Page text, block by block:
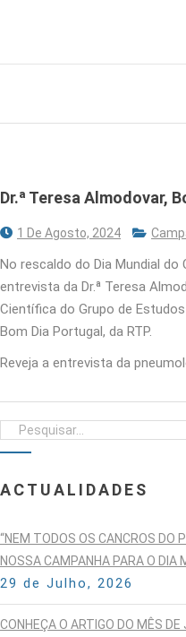
Dr.ª Teresa Almodovar,
1 De Agosto, 2024
No rescaldo do Dia Mundial
entrevista da Dr.ª Teresa
Científica do Grupo de
Bom Dia Portugal, da RTP.
Reveja a entrevista da
ACTUALIDADES
“NEM TODOS OS CANCROS DO
NOSSA CAMPANHA PARA O DIA
29 de Julho, 2026
CONHEÇA O ARTIGO DO MÊS